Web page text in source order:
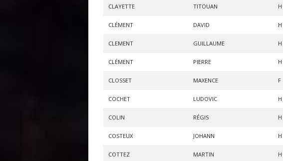
CLAYETTE TITOUAN H
CLÉMENT DAVID H
CLEMENT GUILLAUME H
CLÉMENT PIERRE H
CLOSSET MAXENCE F
COCHET LUDOVIC H
COLIN RÉGIS H
COSTEUX JOHANN H
COTTEZ MARTIN H